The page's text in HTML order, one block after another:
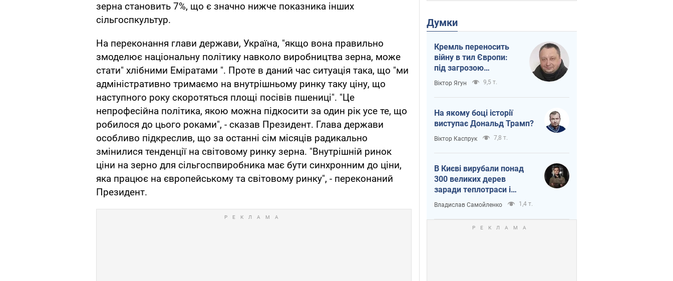
зерна становить 7%, що є значно нижче показника інших
сільгоспкультур.
На переконання глави держави, Україна, "якщо вона правильно
змоделює національну політику навколо виробництва зерна, може
стати" хлібними Еміратами ". Проте в даний час ситуація така, що "ми
адміністративно тримаємо на внутрішньому ринку таку ціну, що
наступного року скоротяться площі посівів пшениці". "Це
непрофесійна політика, якою можна підкосити за один рік усе те, що
робилося до цього роками", - сказав Президент. Глава держави
особливо підкреслив, що за останні сім місяців радикально
змінилися тенденції на світовому ринку зерна. "Внутрішній ринок
ціни на зерно для сільгоспвиробника має бути синхронним до ціни,
яка працює на європейському та світовому ринку", - переконаний
Президент.
Думки
Кремль переносить
війну в тил Європи:
під загрозою
критична логістика
Віктор Ягун 9,5 т.
На якому боці історії
виступає Дональд Трамп?
Віктор Каспрук 7,8 т.
В Києві вирубали понад
300 великих дерев
заради теплотраси і
всупереч Генплану
Владислав Самойленко 1,4 т.